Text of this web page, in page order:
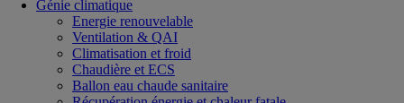
Génie climatique
Energie renouvelable
Ventilation & QAI
Climatisation et froid
Chaudière et ECS
Ballon eau chaude sanitaire